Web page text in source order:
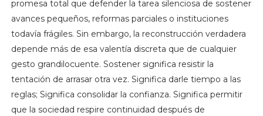
promesa total que defender la tarea silenciosa de sostener
avances pequeños, reformas parciales o instituciones
todavía frágiles. Sin embargo, la reconstrucción verdadera
depende más de esa valentía discreta que de cualquier
gesto grandilocuente. Sostener significa resistir la
tentación de arrasar otra vez. Significa darle tiempo a las
reglas; Significa consolidar la confianza. Significa permitir
que la sociedad respire continuidad después de